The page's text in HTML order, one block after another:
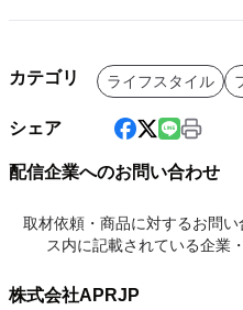
カテゴリ ライフスタイル
シェア
配信企業へのお問い合わせ
取材依頼・商品に対するお問
ス内に記載されている企業
株式会社APRJP